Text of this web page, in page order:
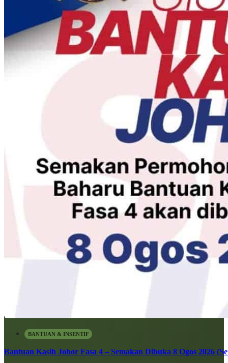
BANTUAN & INSENTIF
Bantuan Kasih Johor Fasa 4 – Semakan Dibuka 8 Ogos 2026